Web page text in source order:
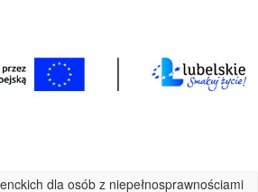
dla osób z niepełnosprawnościami